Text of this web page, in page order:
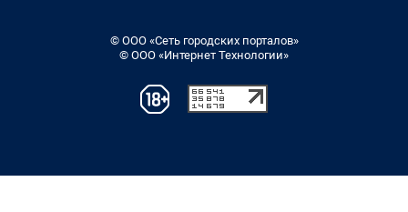
© ООО «Сеть городских порталов»
© ООО «Интернет Технологии»